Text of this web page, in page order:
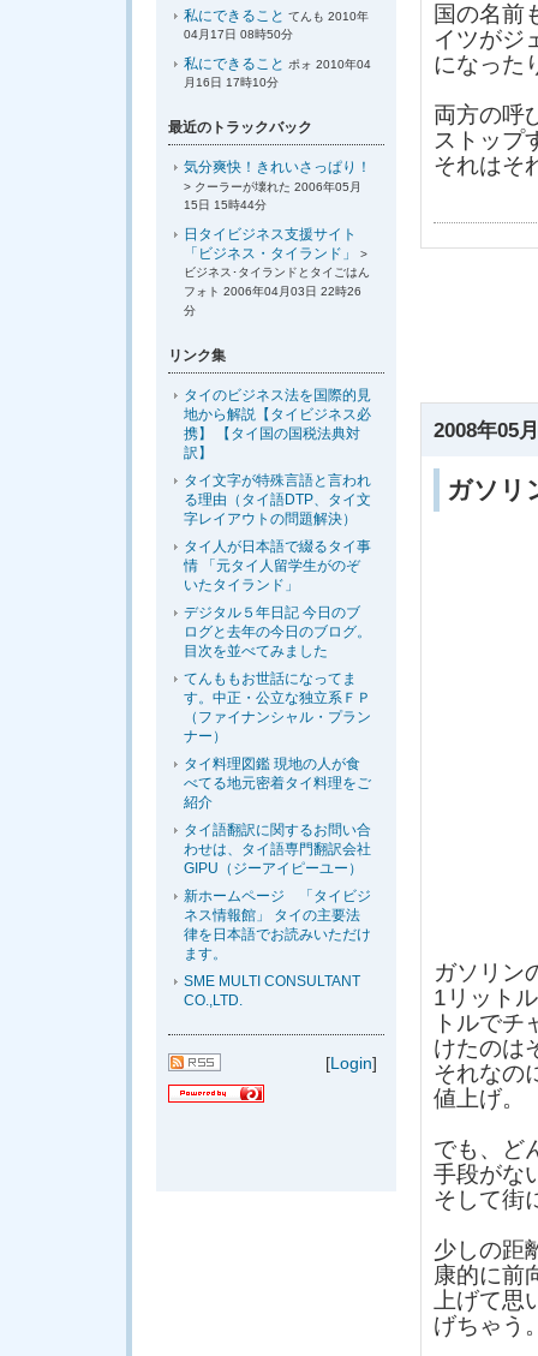
国の名前
イツがジ
になった
両方の呼
ストップ
それはそ
2008年05
ガソリ
ガソリン
1リット
トルでチ
けたのは
それなの
値上げ。
でも、ど
手段がな
そして街
少しの距
康的に前
上げて
げちゃう
私にできること てんも 2010年
04月17日 08時50分
私にできること ポォ 2010年04
月16日 17時10分
最近のトラックバック
気分爽快！きれいさっぱり！
> クーラーが壊れた 2006年05月
15日 15時44分
日タイビジネス支援サイト
「ビジネス・タイランド」
>
ビジネス･タイランドとタイごはん
フォト 2006年04月03日 22時26
分
リンク集
タイのビジネス法を国際的見
地から解説【タイビジネス必
携】 【タイ国の国税法典対
訳】
タイ文字が特殊言語と言われ
る理由（タイ語DTP、タイ文
字レイアウトの問題解決）
タイ人が日本語で綴るタイ事
情 「元タイ人留学生がのぞ
いたタイランド」
デジタル５年日記 今日のブ
ログと去年の今日のブログ。
目次を並べてみました
てんももお世話になってま
す。中正・公立な独立系ＦＰ
（ファイナンシャル・プラン
ナー）
タイ料理図鑑 現地の人が食
べてる地元密着タイ料理をご
紹介
タイ語翻訳に関するお問い合
わせは、タイ語専門翻訳会社
GIPU（ジーアイピーユー）
新ホームページ 「タイビジ
ネス情報館」 タイの主要法
律を日本語でお読みいただけ
ます。
SME MULTI CONSULTANT
CO.,LTD.
[Login]